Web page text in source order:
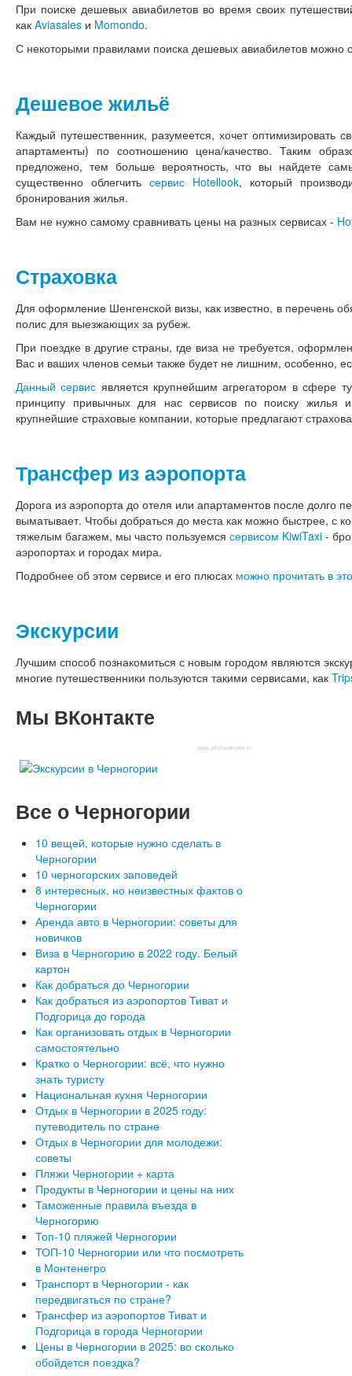
При поиске дешевых авиабилетов во время своих
как Aviasales и Momondo.
С некоторыми правилами поиска дешевых авиабилетов можно
Дешевое жильё
Каждый путешественник, разумеется, хочет оптимизировать
апартаменты) по соотношению цена/качество. Таким
предложено, тем больше вероятность, что вы найдете
существенно облегчить сервис Hotellook, который
бронирования жилья.
Вам не нужно самому сравнивать цены на разных сервисах -
Страховка
Для оформление Шенгенской визы, как известно, в перечень
полис для выезжающих за рубеж.
При поездке в другие страны, где виза не требуется,
Вас и ваших членов семьи также будет не лишним, особенно,
Данный сервис является крупнейшим агрегатором в сфере
принципу привычных для нас сервисов по поиску жилья
крупнейшие страховые компании, которые предлагают
Трансфер из аэропорта
Дорога из аэропорта до отеля или апартаментов после долго
выматывает. Чтобы добраться до места как можно быстрее, с
тяжелым багажем, мы часто пользуемся сервисом KiwiTaxi -
аэропортах и городах мира.
Подробнее об этом сервисе и его плюсах можно прочитать в
Экскурсии
Лучшим способ познакомиться с новым городом являются
многие путешественники пользуются такими сервисами, как
Мы ВКонтакте
www.afisha-irkutsk.ru
Все о Черногории
10 вещей, которые нужно сделать в
Черногории
10 черногорских заповедей
8 интересных, но неизвестных фактов о
Черногории
Аренда авто в Черногории: советы для
новичков
Виза в Черногорию в 2022 году. Белый
картон
Как добраться до Черногории
Как добраться из аэропортов Тиват и
Подгорица до города
Как организовать отдых в Черногории
самостоятельно
Кратко о Черногории: всё, что нужно
знать туристу
Национальная кухня Черногории
Отдых в Черногории в 2025 году:
путеводитель по стране
Отдых в Черногории для молодежи:
советы
Пляжи Черногории + карта
Продукты в Черногории и цены на них
Таможенные правила въезда в
Черногорию
Топ-10 пляжей Черногории
ТОП-10 Черногории или что посмотреть
в Монтенегро
Транспорт в Черногории - как
передвигаться по стране?
Трансфер из аэропортов Тиват и
Подгорица в города Черногории
Цены в Черногории в 2025: во сколько
обойдется поездка?